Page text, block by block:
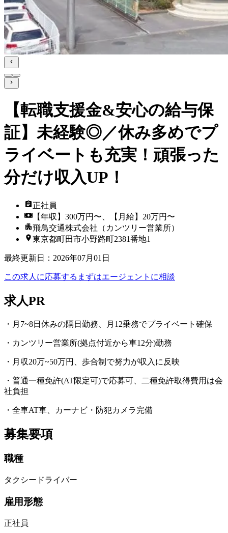
【転職支援金&安心の給与保
証】未経験◎／休み多めでプ
ライベートも充実！頑張った
分だけ収入UP！
正社員
【年収】300万円〜、【月給】20万円〜
飛鳥交通株式会社（カンツリー営業所）
東京都町田市小野路町2381番地1
最終更新日 ： 2026年07月01日
この求人に応募する まずはエージェントに相談
求人PR
・月7~8日休みの隔日勤務、月12乗務でプライベート確保
・カンツリー営業所(拠点付近から車12分)勤務
・月収20万~50万円、歩合制で努力が収入に反映
・普通一種免許(AT限定可)で応募可、二種免許取得費用は会
社負担
・全車AT車、カーナビ・防犯カメラ完備
募集要項
職種
タクシードライバー
雇用形態
正社員